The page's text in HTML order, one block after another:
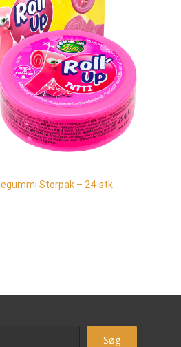
Storpak – 24-stk
Søg